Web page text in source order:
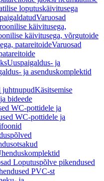
loputuskäivitusega
Varuosad
käivitusega,
käivitusega, võrgutoide
patareitoideVaruosad
Uuspaigaldus- ja
ja asenduskomplektid
juhtnupudKäsitsemise
bideede
WC-pottidele ja
WC-pottidele ja
Loputuspõlve pikendused
PVC-st